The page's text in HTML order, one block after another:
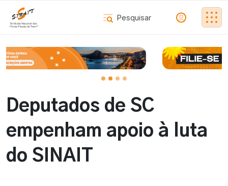
Deputados de SC
empenham apoio à luta
do SINAIT